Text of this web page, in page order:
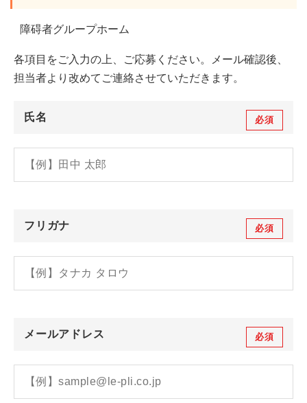
障碍者グループホーム
各項目をご入力の上、ご応募ください。メール確認後、
担当者より改めてご連絡させていただきます。
氏名 必須
フリガナ 必須
メールアドレス 必須